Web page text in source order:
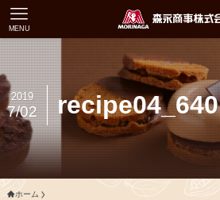
MENU
recipe04_640
2019
7/02
ホーム